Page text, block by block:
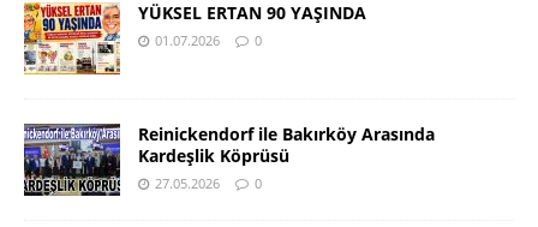
YÜKSEL ERTAN 90 YAŞINDA
01.07.2026 0
Reinickendorf ile Bakırköy Arasında
Kardeşlik Köprüsü
27.05.2026 0